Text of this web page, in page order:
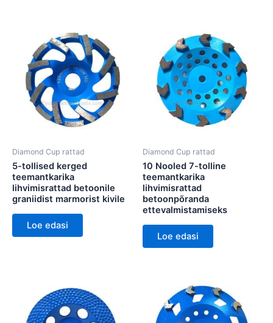
Diamond Cup rattad
5-tollised kerged
teemantkarika
lihvimisrattad betoonile
graniidist marmorist kivile
Loe edasi
Diamond Cup rattad
10 Nooled 7-tolline
teemantkarika
lihvimisrattad
betoonpõranda
ettevalmistamiseks
Loe edasi